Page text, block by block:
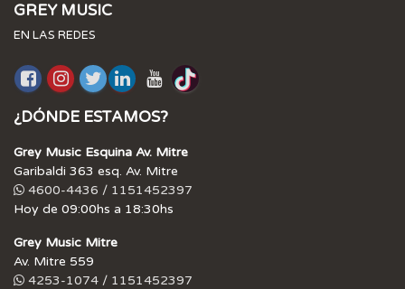
GREY MUSIC
EN LAS REDES
¿DÓNDE ESTAMOS?
Grey Music Esquina Av. Mitre
Garibaldi 363 esq. Av. Mitre
4600-4436 / 1151452397
Hoy de 09:00hs a 18:30hs
Grey Music Mitre
Av. Mitre 559
4253-1074 / 1151452397